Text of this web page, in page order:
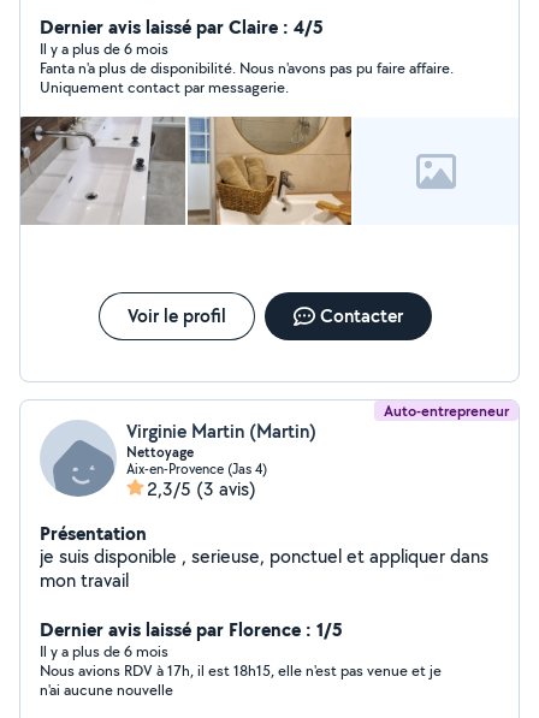
en état, le ménage la blanchisserie ainsi que la remise
des clés au besoin chez vous ou pour vos locations
saisonnières
Dernier avis laissé par Claire : 4/5
Il y a plus de 6 mois
Fanta n'a plus de disponibilité. Nous n'avons pas pu faire affaire.
Uniquement contact par messagerie.
Voir le profil Contacter
Auto-entrepreneur
Virginie Martin (Martin)
Nettoyage
Aix-en-Provence (Jas 4)
2,3/5 (3 avis)
Présentation
je suis disponible , serieuse, ponctuel et appliquer dans
mon travail
Dernier avis laissé par Florence : 1/5
Il y a plus de 6 mois
Nous avions RDV à 17h, il est 18h15, elle n'est pas venue et je
n'ai aucune nouvelle